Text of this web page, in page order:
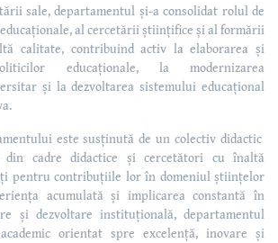
sale, departamentul și-a consolidat rolul de
al cercetării științifice și al formării
calitate, contribuind activ la elaborarea și
educaționale, la modernizarea
și la dezvoltarea sistemului educațional
este susținută de un colectiv didactic
din cadre didactice și cercetători cu înaltă
pentru contribuțiile lor în domeniul științelor
acumulată și implicarea constantă în
și dezvoltare instituțională, departamentul
orientat spre excelență, inovare și